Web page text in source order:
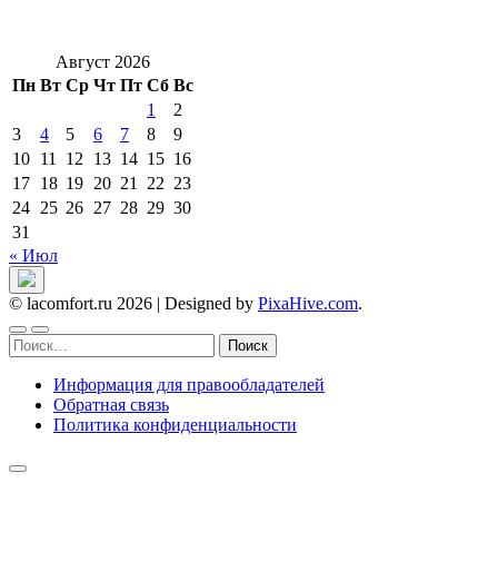
Август 2026
Пн Вт Ср Чт Пт Сб Вс
1
2
3
4 5 6 7 8
9
10 11 12 13 14 15 16
17 18 19 20 21 22 23
24 25 26 27 28 29 30
31
« Июл
© lacomfort.ru 2026 | Designed by PixaHive.com.
Найти:
Информация для правообладателей
Обратная связь
Политика конфиденциальности